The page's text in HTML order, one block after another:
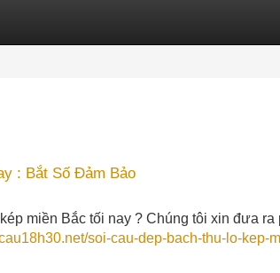
: Bắt Số Đảm Bảo
miền Bắc tối nay ? Chúng tôi xin đưa
soi-cau-dep-bach-thu-lo-kep-